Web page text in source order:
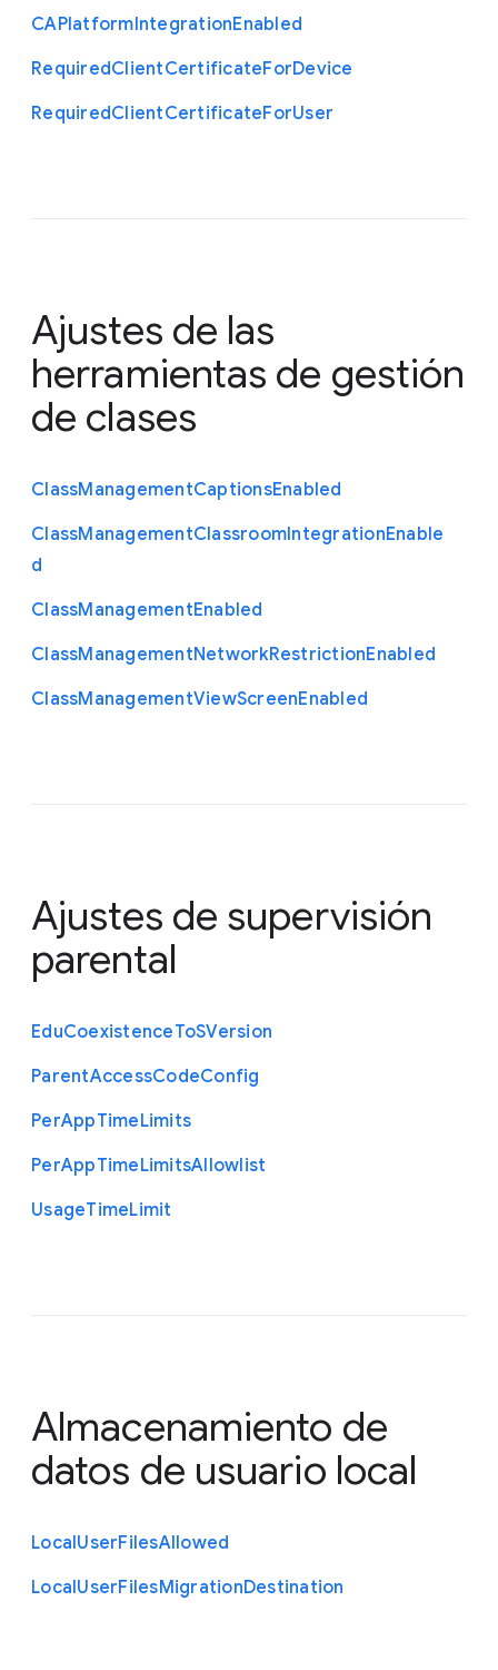
CAPlatformIntegrationEnabled
RequiredClientCertificateForDevice
RequiredClientCertificateForUser
Ajustes de las
herramientas de gestión
de clases
ClassManagementCaptionsEnabled
ClassManagementClassroomIntegrationEnable
d
ClassManagementEnabled
ClassManagementNetworkRestrictionEnabled
ClassManagementViewScreenEnabled
Ajustes de supervisión
parental
EduCoexistenceToSVersion
ParentAccessCodeConfig
PerAppTimeLimits
PerAppTimeLimitsAllowlist
UsageTimeLimit
Almacenamiento de
datos de usuario local
LocalUserFilesAllowed
LocalUserFilesMigrationDestination